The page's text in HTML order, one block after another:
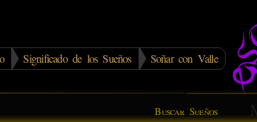
Significado de los Sueños Soñar con Valle
Buscar Sueños